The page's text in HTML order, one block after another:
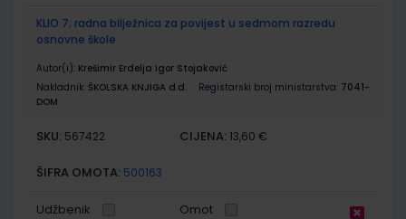
KLIO 7; radna bilježnica za povijest u sedmom razredu
osnovne škole
Autor(i): Krešimir Erdelja Igor Stojaković
Nakladnik: ŠKOLSKA KNJIGA d.d. Registarski broj ministarstva: 7041-
DOM
SKU: 567422 CIJENA: 13,60 €
ŠIFRA OMOTA: 500163
Udžbenik Omot